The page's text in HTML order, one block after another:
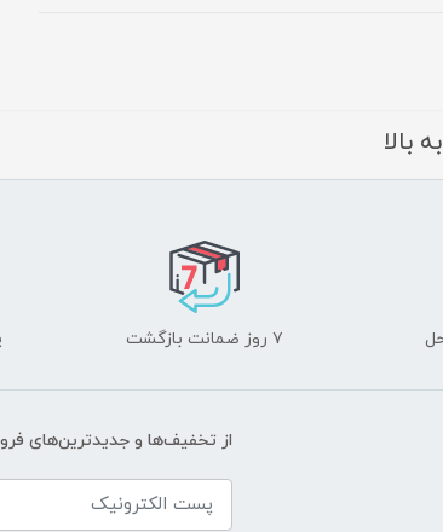
بالا
۷ روز ضمانت بازگشت
از تخفیف‌ها و جدیدترین‌های